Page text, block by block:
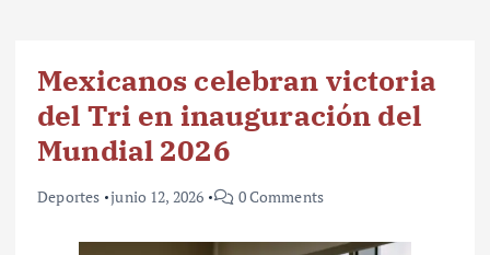
Mexicanos celebran victoria
del Tri en inauguración del
Mundial 2026
Deportes junio 12, 2026 0 Comments